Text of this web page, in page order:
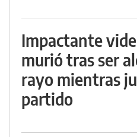
Impactante
murió tras ser
rayo mientras
partido